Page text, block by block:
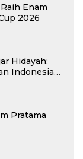
Enam
2026
Hidayah:
Indonesia
Pratama